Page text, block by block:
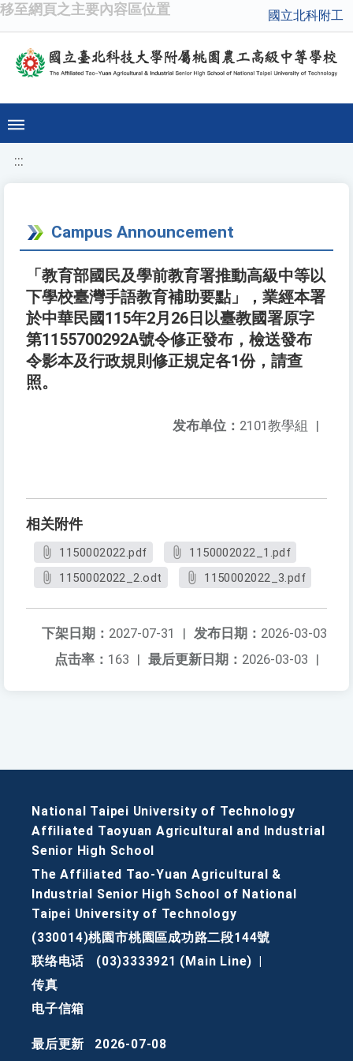
移至網頁之主要內容區位置 國立北科附工
:::
Campus Announcement
「教育部國民及學前教育署推動高級中等以
下學校臺灣手語教育補助要點」，業經本署
於中華民國115年2月26日以臺教國署原字
第1155700292A號令修正發布，檢送發布
令影本及行政規則修正規定各1份，請查
照。
发布单位： 2101教學組 |
相关附件
1150002022.pdf
1150002022_1.pdf
1150002022_2.odt
1150002022_3.pdf
发布日期： 2026-03-03
下架日期： 2027-07-31
|
最后更新日期： 2026-03-03 |
点击率： 163 |
National Taipei University of Technology
Affiliated Taoyuan Agricultural and Industrial
Senior High School
The Affiliated Tao-Yuan Agricultural &
Industrial Senior High School of National
Taipei University of Technology
(330014)桃園市桃園區成功路二段144號
联络电话
(03)3333921 (Main Line)
传真
电子信箱
最后更新
2026-07-08